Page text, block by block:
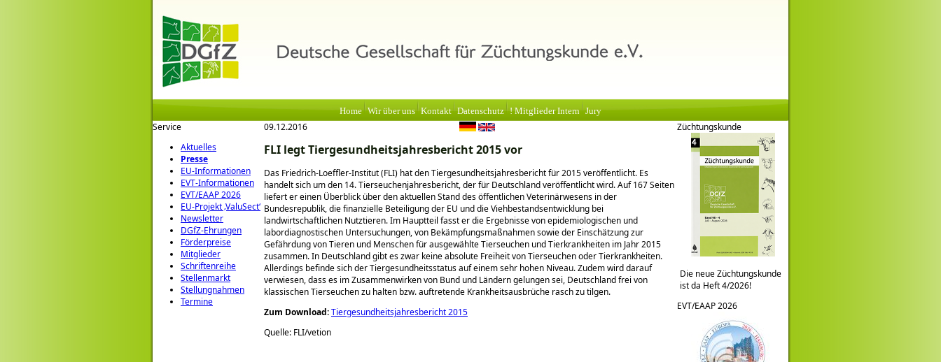
Home Wir über uns Kontakt Datenschutz ! Mitglieder Intern Jury
Service
Aktuelles
Presse
EU-Informationen
EVT-Informationen
EVT/EAAP 2026
EU-Projekt ‚ValuSect‘
Newsletter
DGfZ-Ehrungen
Förderpreise
Mitglieder
Schriftenreihe
Stellenmarkt
Stellungnahmen
Termine
09.12.2016
FLI legt Tiergesundheitsjahresbericht 2015 vor
Das Friedrich-Loeffler-Institut (FLI) hat den Tiergesundheitsjahresbericht für 2015 veröffentlicht. Es
handelt sich um den 14. Tierseuchenjahresbericht, der für Deutschland veröffentlicht wird. Auf 167 Seiten
liefert er einen Überblick über den aktuellen Stand des öffentlichen Veterinärwesens in der
Bundesrepublik, die finanzielle Beteiligung der EU und die Viehbestandsentwicklung bei
landwirtschaftlichen Nutztieren. Im Hauptteil fasst er die Ergebnisse von epidemiologischen und
labordiagnostischen Untersuchungen, von Bekämpfungsmaßnahmen sowie der Einschätzung zur
Gefährdung von Tieren und Menschen für ausgewählte Tierseuchen und Tierkrankheiten im Jahr 2015
zusammen. In Deutschland gibt es zwar keine absolute Freiheit von Tierseuchen oder Tierkrankheiten.
Allerdings befinde sich der Tiergesundheitsstatus auf einem sehr hohen Niveau. Zudem wird darauf
verwiesen, dass es im Zusammenwirken von Bund und Ländern gelungen sei, Deutschland frei von
klassischen Tierseuchen zu halten bzw. auftretende Krankheitsausbrüche rasch zu tilgen.
Zum Download:Tiergesundheitsjahresbericht 2015
Quelle: FLI/vetion
Züchtungskunde
Die neue Züchtungskunde
ist da Heft 4/2026!
EVT/EAAP 2026